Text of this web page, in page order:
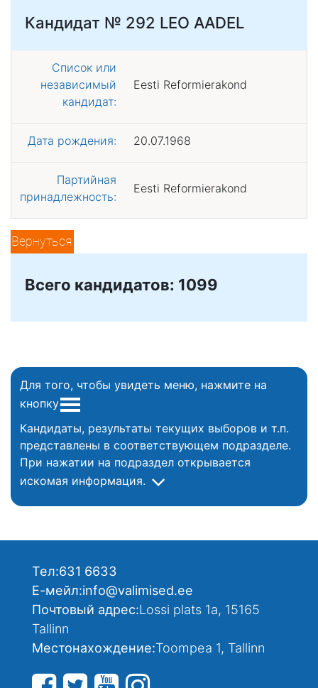
Кандидат № 292 LEO AADEL
Список или
независимый
кандидат:
Eesti Reformierakond
Дата рождения: 20.07.1968
Партийная
принадлежность:
Eesti Reformierakond
Вернуться
Всего кандидатов: 1099
Для того, чтобы увидеть меню, нажмите на
кнопку
Кандидаты, результаты текущих выборов и т.п.
представлены в соответствующем подразделе.
При нажатии на подраздел открывается
искомая информация.
Тел:631 6633
Е-мейл:info@valimised.ee
Почтовый адрес:Lossi plats 1a, 15165
Tallinn
Местонахождение:Toompea 1, Tallinn